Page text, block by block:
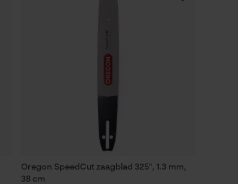
Oregon SpeedCut zaagblad 325", 1.3 mm,
38 cm